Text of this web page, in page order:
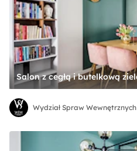
Wydział Spraw Wewnętrznych